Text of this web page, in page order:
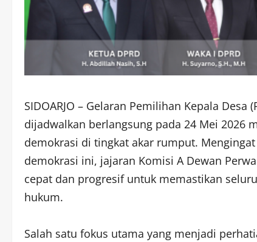
SIDOARJO – Gelaran Pemilihan Kepala
dijadwalkan berlangsung pada 24 Mei 2026
demokrasi di tingkat akar rumput.
demokrasi ini, jajaran Komisi A Dewan
cepat dan progresif untuk memastikan
hukum.
Salah satu fokus utama yang menjadi